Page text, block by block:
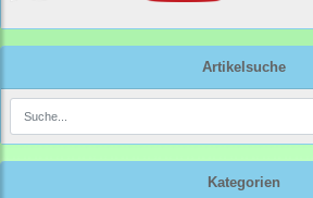
Artikelsuche
Kategorien